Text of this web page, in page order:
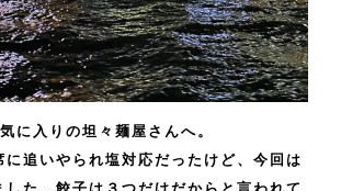
に入りの坦々麺屋さんへ。
追いやられ塩対応だったけど、今回は